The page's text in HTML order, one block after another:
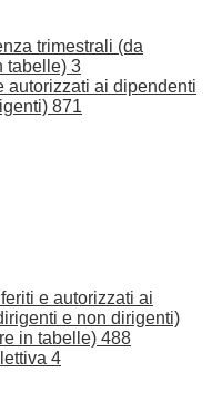
trimestrali (da
tabelle) 3
autorizzati ai dipendenti
871
e autorizzati ai
e non dirigenti)
in tabelle) 488
4